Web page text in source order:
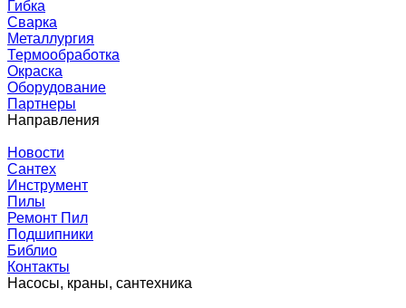
Гибка
Сварка
Металлургия
Термообработка
Окраска
Оборудование
Партнеры
Направления
Новости
Сантех
Инструмент
Пилы
Ремонт Пил
Подшипники
Библио
Контакты
Насосы, краны, сантехника